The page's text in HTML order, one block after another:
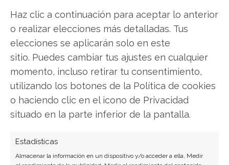
Haz clic a continuación para aceptar lo anterior
o realizar elecciones más detalladas. Tus
elecciones se aplicarán solo en este
sitio. Puedes cambiar tus ajustes en cualquier
momento, incluso retirar tu consentimiento,
utilizando los botones de la Política de cookies
o haciendo clic en el icono de Privacidad
situado en la parte inferior de la pantalla.
Estadísticas
Almacenar la información en un dispositivo y/o acceder a ella, Medir
LinkedIn
Copiar enlace